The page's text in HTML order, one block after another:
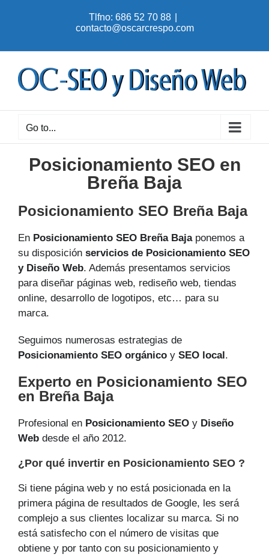
Tlfno: 686 52 70 88
contacto@oscarcrespo.com
Go to...
Posicionamiento SEO en
Breña Baja
Posicionamiento SEO Breña Baja
En Posicionamiento SEO Breña Bajaponemos a
su disposición servicios de Posicionamiento SEO
y Diseño Web. Además presentamos servicios
para diseñar páginas web, rediseño web, tiendas
online, desarrollo de logotipos, etc… para su
marca.
Seguimos numerosas estrategias de
Posicionamiento SEO orgánico y SEO local .
Experto en Posicionamiento SEO
en Breña Baja
Profesional en Posicionamiento SEO y Diseño
Web desde el año 2012.
¿Por qué invertir en Posicionamiento SEO ?
Si tiene página web y no está posicionada en la
primera página de resultados de Google, les será
complejo a sus clientes localizar su marca. Si no
está satisfecho con el número de visitas que
obtiene y por tanto con su posicionamiento y